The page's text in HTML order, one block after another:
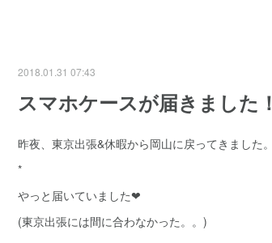
2018.01.31 07:43
スマホケースが届きました！
昨夜、東京出張&休暇から岡山に戻ってきました。
*
やっと届いていました❤
(東京出張には間に合わなかった。。)